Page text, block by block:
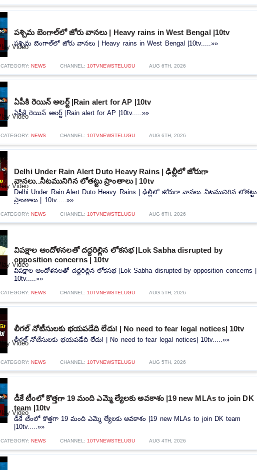
పశ్చిమ బెంగాల్‌లో జోరు వానలు | Heavy rains in West Bengal |10tv
పశ్చిమ బెంగాల్‌లో జోరు వానలు | Heavy rains in West Bengal |10tv.....»»
CATEGORY: NEWS CHANNEL: 10TVNEWSTELUGU AUG 6TH, 2026
ఏపీకి రెయిన్ అలర్ట్ |Rain alert for AP |10tv
ఏపీకి రెయిన్ అలర్ట్ |Rain alert for AP |10tv.....»»
CATEGORY: NEWS CHANNEL: 10TVNEWSTELUGU AUG 6TH, 2026
Delhi Under Rain Alert Duto Heavy Rains | ఢిల్లీలో జోరుగా
వానలు..నీటమునిగిన లోతట్టు ప్రాంతాలు | 10tv
Delhi Under Rain Alert Duto Heavy Rains | ఢిల్లీలో జోరుగా వానలు..నీటమునిగిన లోతట్టు
ప్రాంతాలు | 10tv.....»»
CATEGORY: NEWS CHANNEL: 10TVNEWSTELUGU AUG 6TH, 2026
విపక్షాల ఆందోళనలతో దద్దరిల్లిన లోకసభ |Lok Sabha disrupted by
opposition concerns | 10tv
విపక్షాల ఆందోళనలతో దద్దరిల్లిన లోకసభ |Lok Sabha disrupted by opposition concerns |
10tv.....»»
CATEGORY: NEWS CHANNEL: 10TVNEWSTELUGU AUG 5TH, 2026
లీగల్ నోటీసులకు భయపడేది లేదు! | No need to fear legal notices| 10tv
లీగల్ నోటీసులకు భయపడేది లేదు! | No need to fear legal notices| 10tv.....»»
CATEGORY: NEWS CHANNEL: 10TVNEWSTELUGU AUG 5TH, 2026
డీకే టీంలో కొత్తగా 19 మంది ఎమ్మె ల్యేలకు అవకాశం |19 new MLAs to join DK
team |10tv
డీకే టీంలో కొత్తగా 19 మంది ఎమ్మె ల్యేలకు అవకాశం |19 new MLAs to join DK team
|10tv.....»»
CATEGORY: NEWS CHANNEL: 10TVNEWSTELUGU AUG 4TH, 2026